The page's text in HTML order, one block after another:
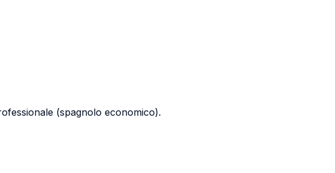
(spagnolo economico).